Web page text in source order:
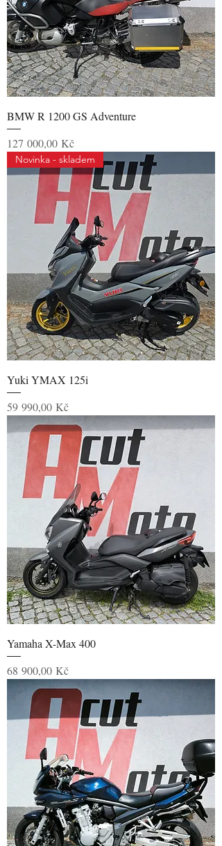
BMW R 1200 GS Adventure
Cena
127 000,00 Kč
Novinka - skladem
Yuki YMAX 125i
Cena
59 990,00 Kč
Yamaha X-Max 400
Cena
68 900,00 Kč